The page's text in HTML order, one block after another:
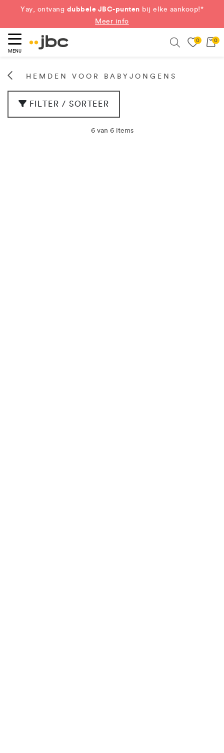
Yay, ontvang dubbele JBC-punten bij elke aankoop!*
Meer info
MENU
0 0
HEMDEN VOOR BABYJONGENS
FILTER / SORTEER
6 van 6 items